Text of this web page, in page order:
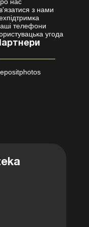
з нами
телефони
угода